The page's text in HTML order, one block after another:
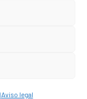
Aviso legal